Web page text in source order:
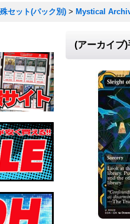
セット(パック別) > Mystical
(アーカイブ